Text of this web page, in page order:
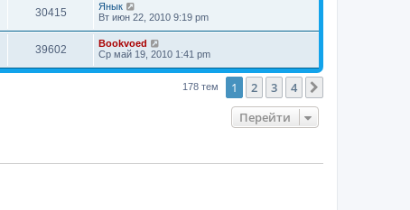
30415
Янык
Вт июн 22, 2010 9:19 pm
39602
Bookvoed
Ср май 19, 2010 1:41 pm
178 тем 1 2 3 4
Перейти